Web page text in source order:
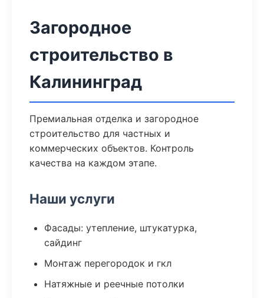
Загородное
строительство в
Калининград
Премиальная отделка и загородное
строительство для частных и
коммерческих объектов. Контроль
качества на каждом этапе.
Наши услуги
Фасады: утепление, штукатурка,
сайдинг
Монтаж перегородок и гкл
Натяжные и реечные потолки